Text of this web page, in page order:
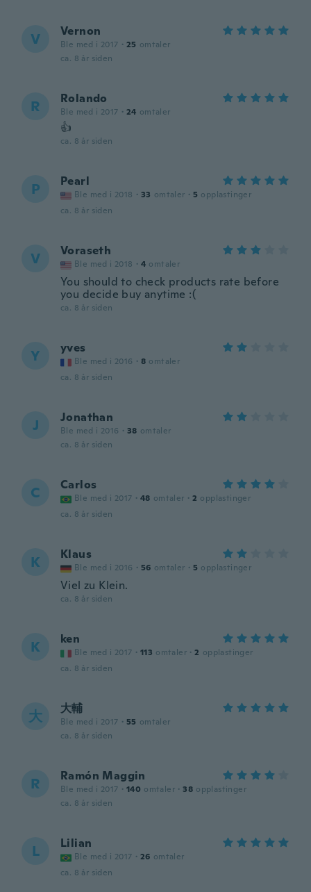
V Vernon
Ble med i 2017 · 25 omtaler
ca. 8 år siden
R Rolando
Ble med i 2017 · 24 omtaler
👍
ca. 8 år siden
P Pearl
Ble med i 2018 · 33 omtaler · 5 opplastinger
ca. 8 år siden
V Voraseth
Ble med i 2018 · 4 omtaler
You should to check products rate before
you decide buy anytime :(
ca. 8 år siden
Y yves
Ble med i 2016 · 8 omtaler
ca. 8 år siden
J Jonathan
Ble med i 2016 · 38 omtaler
ca. 8 år siden
C Carlos
Ble med i 2017 · 48 omtaler · 2 opplastinger
ca. 8 år siden
K Klaus
Ble med i 2016 · 56 omtaler · 5 opplastinger
Viel zu Klein.
ca. 8 år siden
K ken
Ble med i 2017 · 113 omtaler · 2 opplastinger
ca. 8 år siden
大 大輔
Ble med i 2017 · 55 omtaler
ca. 8 år siden
R Ramón Maggin
Ble med i 2017 · 140 omtaler · 38 opplastinger
ca. 8 år siden
L Lilian
Ble med i 2017 · 26 omtaler
ca. 8 år siden